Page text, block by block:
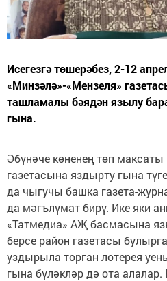
Исегезгә төшерәбез, 2-12
«Минзәлә»-«Мензеля»
ташламалы бәядән язылу
гына.
Әбүнәче көненең төп
газетасына яздырту гына
да чыгучы башка газета-
да мәгълүмат бирү. Ике яки
«Татмедиа» АҖ басмасына
берсе район газетасы
уздырыла торган лотерея
гына бүләкләр дә ота